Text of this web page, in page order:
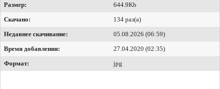
Размер:
644.9Kb
Скачано:
134 раз(а)
Недавнее скачивание:
05.08.2026 (06:59)
Время добавления:
27.04.2020 (02:35)
Формат:
jpg